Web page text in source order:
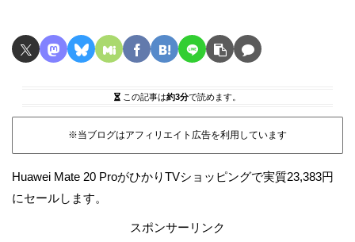
この記事は約3分で読めます。
※当ブログはアフィリエイト広告を利用しています
Huawei Mate 20 ProがひかりTVショッピングで実質23,383円
にセールします。
スポンサーリンク